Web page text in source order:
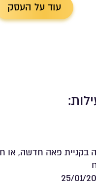
עוד על העסק
בקניית פאה חדשה,